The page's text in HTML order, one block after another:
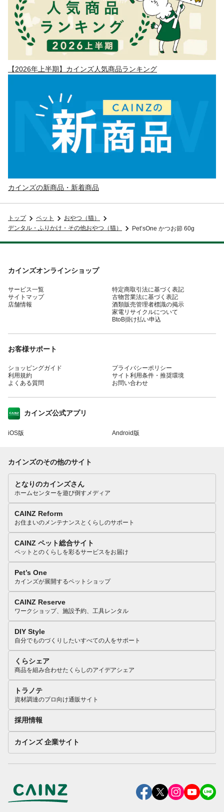
【2026年上半期】カインズ人気商品ランキング
カインズの新商品・新着商品
トップ ペット
おやつ（猫）
デンタル・ふりかけ・その他おやつ（猫）
Pet’sOne かつお節 60g
カインズオンラインショップ
サービス一覧
サイトマップ
店舗情報
特定商取引法に基づく表記
古物営業法に基づく表記
酒類販売管理者標識の掲示
家電リサイクルについて
BtoB掛け払い申込
お客様サポート
ショッピングガイド
利用規約
よくある質問
プライバシーポリシー
サイト利用条件・推奨環境
お問い合わせ
カインズ公式アプリ
iOS版 Android版
カインズのその他のサイト
となりのカインズさん
ホームセンターを遊び倒すメディア
CAINZ Reform
お住まいのメンテナンスとくらしのサポート
CAINZ ペット総合サイト
ペットとのくらしを彩るサービスをお届け
Pet’s One
カインズが展開するペットショップ
CAINZ Reserve
ワークショップ、施設予約、工具レンタル
DIY Style
自分でものづくりしたいすべての人をサポート
くらシェア
商品を組み合わせたくらしのアイデアシェア
トラノテ
資材調達のプロ向け通販サイト
採用情報
カインズ 企業サイト